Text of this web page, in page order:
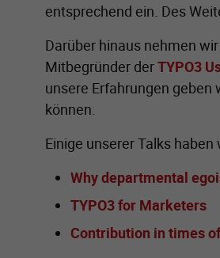
entsprechend ein. Des
Darüber hinaus nehmen
Mitbegründer derTYPO3
unsere Erfahrungen geben
können.
Einige unserer Talks
Why departmental
TYPO3 for Marketers
Contribution in times